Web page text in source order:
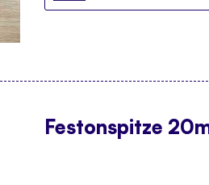
Festonspitze